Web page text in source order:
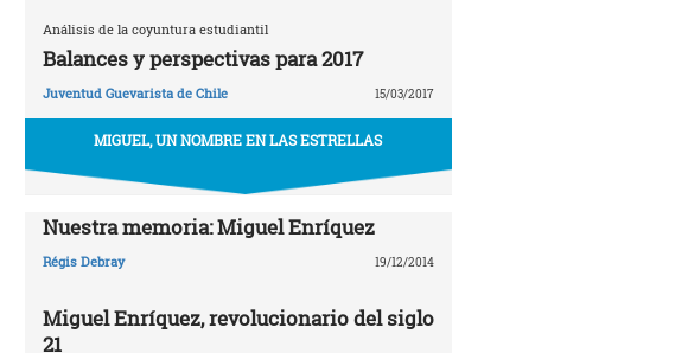
Análisis de la coyuntura estudiantil
Balances y perspectivas para 2017
Juventud Guevarista de Chile 15/03/2017
MIGUEL, UN NOMBRE EN LAS ESTRELLAS
Nuestra memoria: Miguel Enríquez
Régis Debray 19/12/2014
Miguel Enríquez, revolucionario del siglo
21